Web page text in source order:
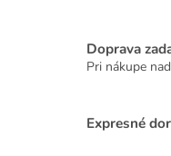
Doprava
Pri nákupe
Expresné